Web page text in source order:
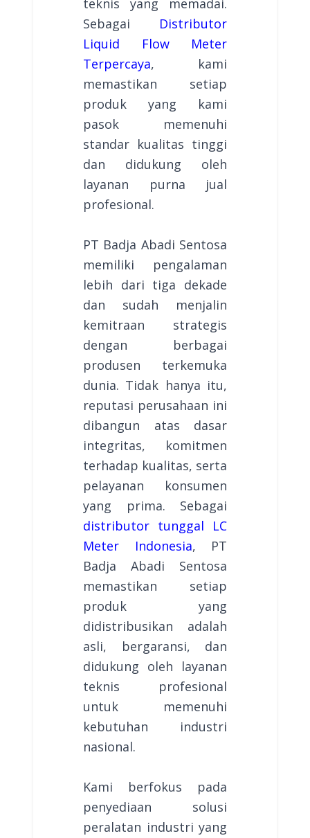
teknis yang memadai.
Sebagai Distributor
Liquid Flow Meter
Terpercaya, kami
memastikan setiap
produk yang kami
pasok memenuhi
standar kualitas tinggi
dan didukung oleh
layanan purna jual
profesional.
PT Badja Abadi Sentosa
memiliki pengalaman
lebih dari tiga dekade
dan sudah menjalin
kemitraan strategis
dengan berbagai
produsen terkemuka
dunia. Tidak hanya itu,
reputasi perusahaan ini
dibangun atas dasar
integritas, komitmen
terhadap kualitas, serta
pelayanan konsumen
yang prima. Sebagai
distributor tunggal LC
Meter Indonesia, PT
Badja Abadi Sentosa
memastikan setiap
produk yang
didistribusikan adalah
asli, bergaransi, dan
didukung oleh layanan
teknis profesional
untuk memenuhi
kebutuhan industri
nasional.
Kami berfokus pada
penyediaan solusi
peralatan industri yang